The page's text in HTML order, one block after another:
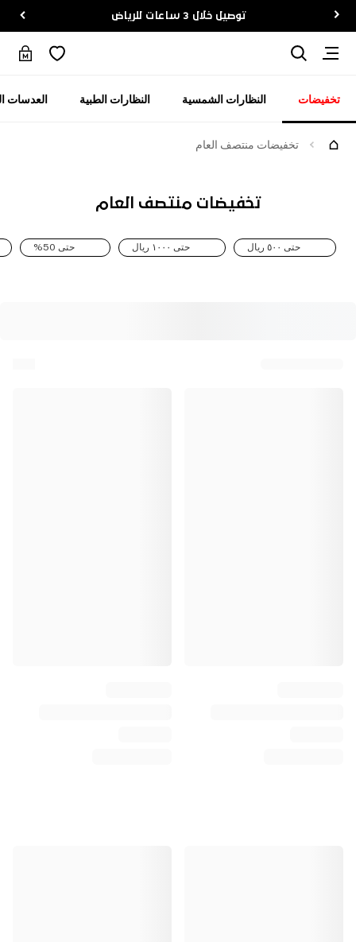
توصيل خلال 3 ساعات للرياض
تخفيضات النظارات الشمسية النظارات الطبية العدسات
تخفيضات منتصف العام
تخفيضات منتصف العام
حتى ٥٠٠ ريال حتى ١٠٠٠ ريال حتى 50%